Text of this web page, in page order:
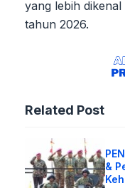
yang lebih dikenal
tahun 2026.
Related Post
&